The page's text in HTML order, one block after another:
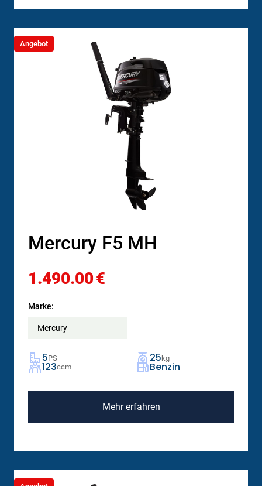
Angebot
Mercury F5 MH
1.490.00€
Marke:
Mercury
5PS 25 kg
123ccm Benzin
Mehr erfahren